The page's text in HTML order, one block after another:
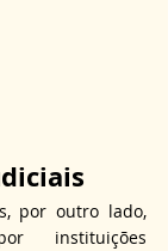
por outro lado,
instituições